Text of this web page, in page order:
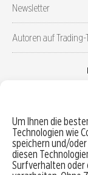
Um Ihnen die
Technologien wie
speichern und/
diesen
Surfverhalten oder
Newsletter
Autoren auf Trading-
Robo-Advisor
Depotvergleich